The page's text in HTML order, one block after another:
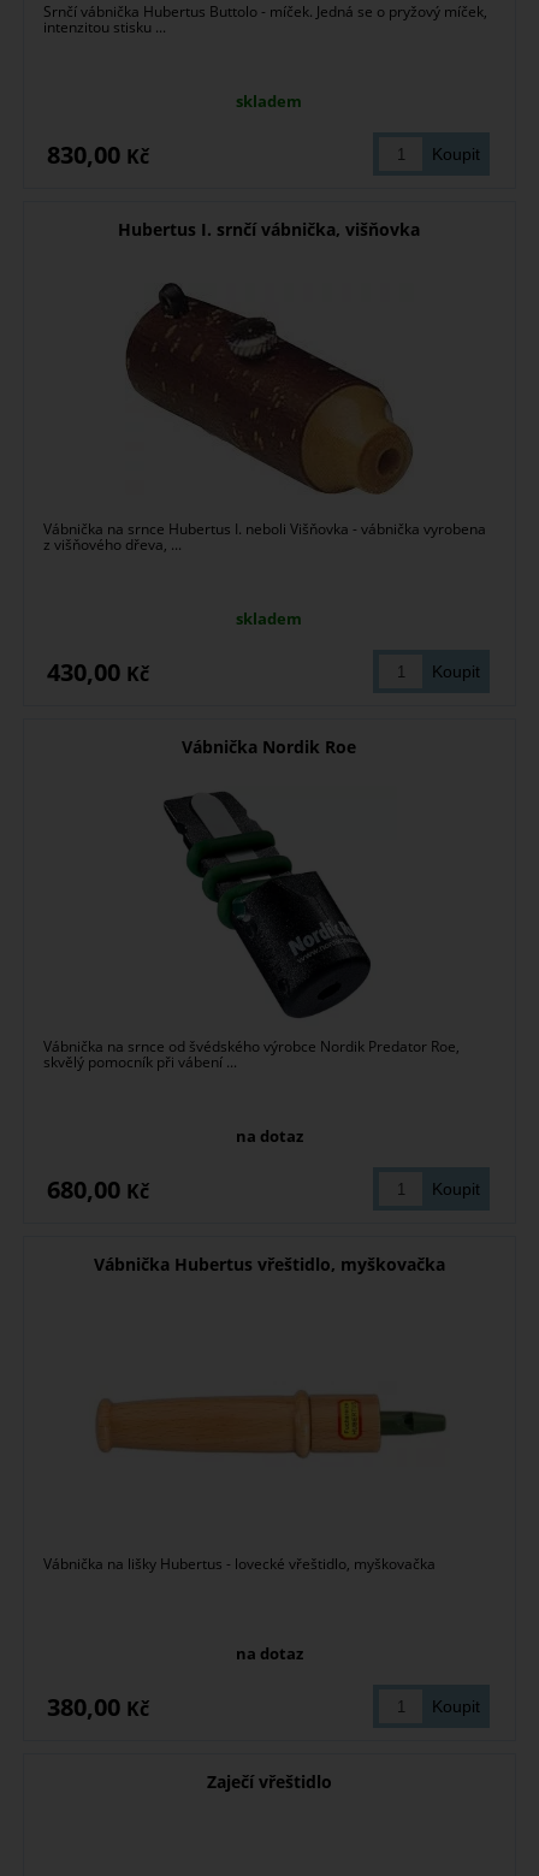
Srnčí vábnička Hubertus Buttolo - míček. Jedná se o pryžový míček,
intenzitou stisku ...
skladem
830,00 Kč
Hubertus I. srnčí vábnička, višňovka
Vábnička na srnce Hubertus I. neboli Višňovka - vábnička vyrobena
z višňového dřeva, ...
skladem
430,00 Kč
Vábnička Nordik Roe
Vábnička na srnce od švédského výrobce Nordik Predator Roe,
skvělý pomocník při vábení ...
na dotaz
680,00 Kč
Vábnička Hubertus vřeštidlo, myškovačka
Vábnička na lišky Hubertus - lovecké vřeštidlo, myškovačka
na dotaz
380,00 Kč
Zaječí vřeštidlo